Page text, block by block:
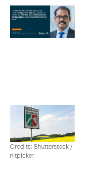
Credits: Shutterstock /
nitpicker